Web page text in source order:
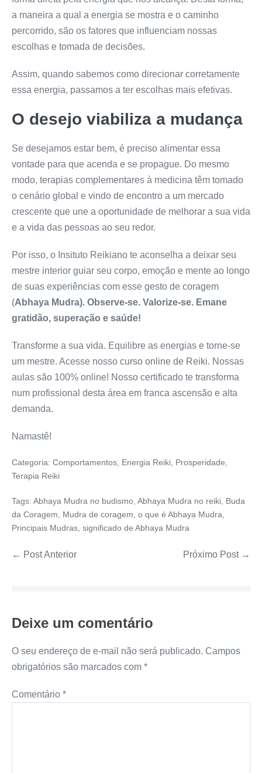
a maneira a qual a energia se mostra e o caminho
percorrido, são os fatores que influenciam nossas
escolhas e tomada de decisões.
Assim, quando sabemos como direcionar corretamente
essa energia, passamos a ter escolhas mais efetivas.
O desejo viabiliza a mudança
Se desejamos estar bem, é preciso alimentar essa
vontade para que acenda e se propague. Do mesmo
modo, terapias complementares à medicina têm tomado
o cenário global e vindo de encontro a um mercado
crescente que une a oportunidade de melhorar a sua vida
e a vida das pessoas ao seu redor.
Por isso, o Insituto Reikiano te aconselha a deixar seu
mestre interior guiar seu corpo, emoção e mente ao longo
de suas experiências com esse gesto de coragem
(Abhaya Mudra). Observe-se. Valorize-se. Emane
gratidão, superação e saúde!
Transforme a sua vida. Equilibre as energias e torne-se
um mestre. Acesse nosso curso online de Reiki. Nossas
aulas são 100% online! Nosso certificado te transforma
num profissional desta área em franca ascensão e alta
demanda.
Namastê!
Categoria: Comportamentos Energia Reiki Prosperidade
Terapia Reiki
Tags: Abhaya Mudra no budismo Abhaya Mudra no reiki Buda
da Coragem
Mudra de coragem o que é Abhaya Mudra
Principais Mudras significado de Abhaya Mudra
← Post Anterior Próximo Post →
Deixe um comentário
O seu endereço de e-mail não será publicado. Campos
obrigatórios são marcados com *
Comentário *